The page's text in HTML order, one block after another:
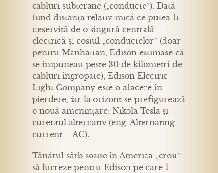
cabluri subterane („conducte”). Dată
fiind distanța relativ mică ce putea fi
deservită de o singură centrală
electrică și costul „conductelor” (doar
pentru Manhattan, Edison estimase că
se impuneau peste 30 de kilometri de
cabluri îngropate), Edison Electric
Light Company este o afacere în
pierdere, iar la orizont se prefigurează
o nouă amenințare: Nikola Tesla și
curentul alternativ (eng. Alternating
current – AC).
Tânărul sârb sosise în America „croit”
să lucreze pentru Edison pe care-l